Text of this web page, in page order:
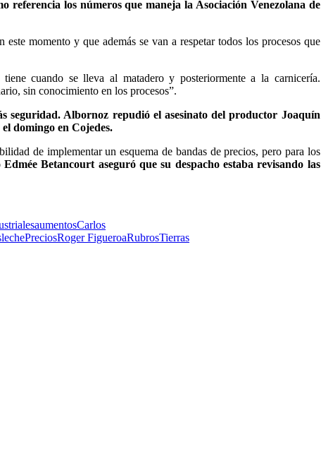
referencia los números que maneja la Asociación Venezolana de
momento y que además se van a respetar todos los procesos que
cuando se lleva al matadero y posteriormente a la carnicería.
sin conocimiento en los procesos”.
seguridad. Albornoz repudió el asesinato del productor Joaquín
domingo en Cojedes.
de implementar un esquema de bandas de precios, pero para los
Betancourt aseguró que su despacho estaba revisando las
aumentosCarlos
lechePreciosRoger FigueroaRubrosTierras